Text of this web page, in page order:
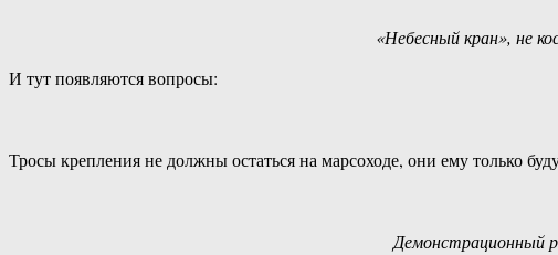
«Небесный кран», не
И тут появляются вопросы:
Тросы крепления не должны остаться на марсоходе, они ему только
Демонстрационный